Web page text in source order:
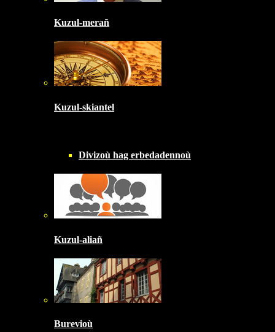
Kuzul-merañ
Kuzul-skiantel
Divizoù hag erbedadennoù
Kuzul-aliañ
Burevioù